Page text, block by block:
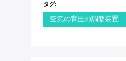
タグ:
空気の背圧の調整装置